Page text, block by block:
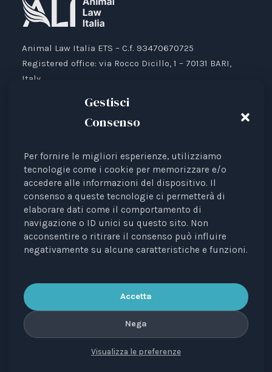
Gestisci
Consenso
Per fornire le migliori esperienze, utilizziamo
tecnologie come i cookie per memorizzare e/o
accedere alle informazioni del dispositivo. Il
consenso a queste tecnologie ci permetterà di
elaborare dati come il comportamento di
navigazione o ID unici su questo sito. Non
acconsentire o ritirare il consenso può influire
negativamente su alcune caratteristiche e funzioni.
Accetta
Nega
Visualizza le preferenze
Animal Law Italia ETS – C.f. 93470670725
Registered office: via Rocco Dicillo, 1 – 70131 BARI,
Italy.
IBAN: IT87V0501804000000017176777
Animal Law Italia is an Italian Third Sector Entity
listed in the RUNTS register (Rep. 4 of 01/03/2022),
recognised as an interest representative before the
European Institutions.
The journalDiritti degli Animali. Profili Etici, Scientifici e
Giuridiciis a periodical registered with the Court of
Elisa Scarpino.
PRIVACY COOKIE